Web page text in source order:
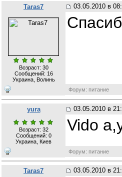
Taras7 03.05.2010 в
Возраст: 30
Сообщений: 16
Украина, Волинь
Форум: питание
yura 03.05.2010 в
Возраст: 32
Сообщений: 0
Украина, Киев
Vido
Форум: питание
Taras7 03.05.2010 в